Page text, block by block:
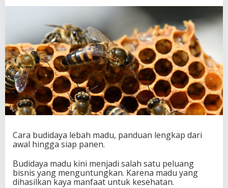
Cara budidaya lebah madu, panduan lengkap dari
awal hingga siap panen.
Budidaya madu kini menjadi salah satu peluang
bisnis yang menguntungkan. Karena madu yang
dihasilkan kaya manfaat untuk kesehatan.